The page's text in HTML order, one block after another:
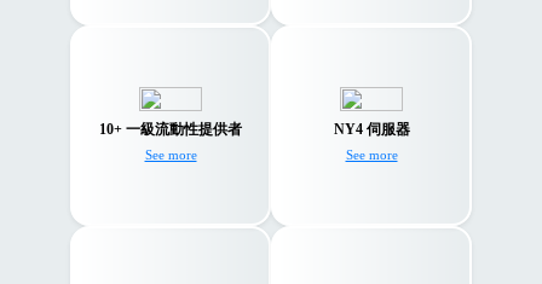
10+ 一級流動性提供者
See more
受益於我們頂級流動
性提供者池的深度流
動性，確保您始終以
最佳比率獲得填充。
NY4 伺服器
See more
透過我們位於戰略位
置的 NY4 伺服器確保
閃電般的執行速度。